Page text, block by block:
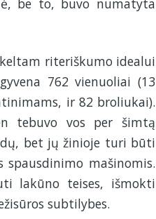
be to, buvo numatyta
riteriškumo idealui
762 vienuoliai (13
ir 82 broliukai).
tebuvo vos per šimtą
bet jų žinioje turi būti
mašinomis.
lakūno teises, išmokti
subtilybes.